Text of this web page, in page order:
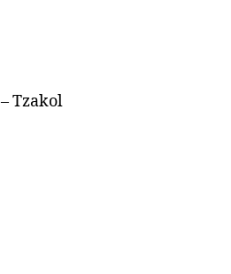
Tzakol